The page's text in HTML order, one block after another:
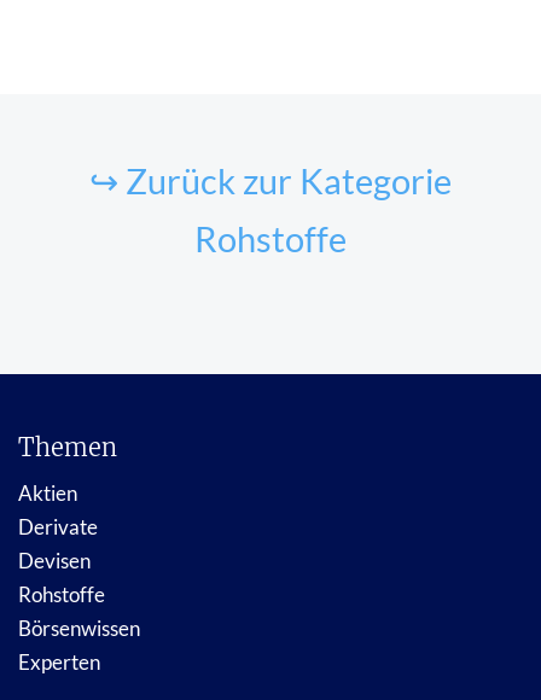
↪ Zurück zur Kategorie
Rohstoffe
Themen
Aktien
Derivate
Devisen
Rohstoffe
Börsenwissen
Experten